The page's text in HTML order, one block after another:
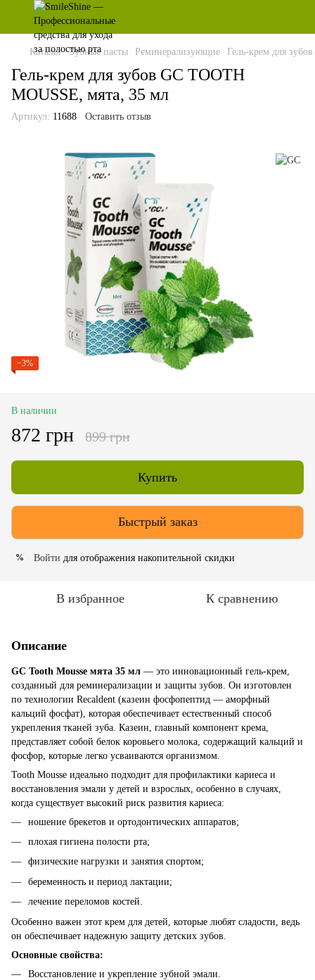
Каталог Зубные пасты Реминерализующие Гель-крем для
Гель-крем для зубов GC TOOTH
MOUSSE, мята, 35 мл
Артикул: 11688 Оставить отзыв
−3%
В наличии
872 грн 899 грн
Купить
Быстрый заказ
% Войти для отображения накопительной скидки
В избранное К сравнению
Описание
GC Tooth Mousse мята 35 мл — это инновационный гель-крем,
созданный для реминерализации и защиты зубов. Он изготовлен
по технологии Recaldent (казеин фосфопептид — аморфный
кальций фосфат), которая обеспечивает естественный способ
укрепления тканей зуба. Казеин, главный компонент крема,
представляет собой белок коровьего молока, содержащий кальций и
фосфор, которые легко усваиваются организмом.
Tooth Mousse идеально подходит для профилактики кариеса и
восстановления эмали у детей и взрослых, особенно в случаях,
когда существует высокий риск развития кариеса:
ношение брекетов и ортодонтических аппаратов;
плохая гигиена полости рта;
физические нагрузки и занятия спортом;
беременность и период лактации;
лечение переломов костей.
Особенно важен этот крем для детей, которые любят сладости, ведь
он обеспечивает надежную защиту детских зубов.
Основные свойства:
Восстановление и укрепление зубной эмали.